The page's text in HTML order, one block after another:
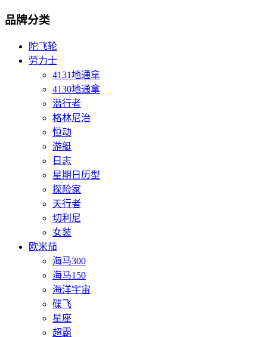
品牌分类
陀飞轮
劳力士
4131地通拿
4130地通拿
潜行者
格林尼治
恒动
游艇
日志
星期日历型
探险家
天行者
切利尼
女装
欧米茄
海马300
海马150
海洋宇宙
碟飞
星座
超霸